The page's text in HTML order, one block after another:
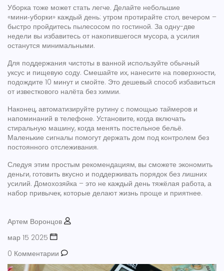
Уборка тоже может стать легче. Делайте небольшие
«мини‑уборки» каждый день: утром протирайте стол, вечером –
быстро пройдитесь пылесосом по гостиной. За одну-две
недели вы избавитесь от накопившегося мусора, а усилия
останутся минимальными.
Для поддержания чистоты в ванной используйте обычный
уксус и пищевую соду. Смешайте их, нанесите на поверхности,
подождите 10 минут и смойте. Это дешевый способ избавиться
от известкового налёта без химии.
Наконец, автоматизируйте рутину с помощью таймеров и
напоминаний в телефоне. Установите, когда включать
стиральную машину, когда менять постельное бельё.
Маленькие сигналы помогут держать дом под контролем без
постоянного отслеживания.
Следуя этим простым рекомендациям, вы сможете экономить
деньги, готовить вкусно и поддерживать порядок без лишних
усилий. Домохозяйка – это не каждый день тяжёлая работа, а
набор привычек, которые делают жизнь проще и приятнее.
Артем Воронцов
мар 15 2025
0 Комментарии